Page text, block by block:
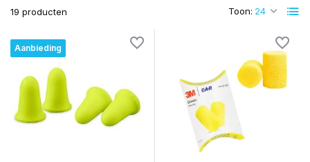
19 producten Toon:
Aanbieding